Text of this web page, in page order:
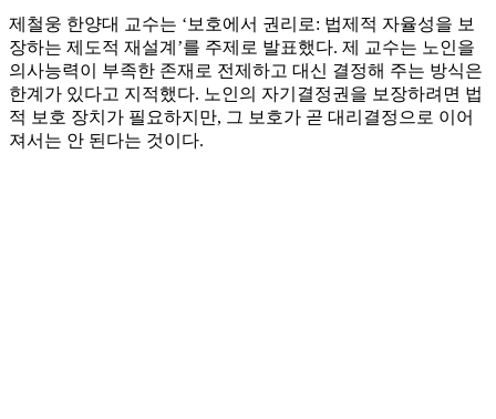
제철웅 한양대 교수는 ‘보호에서 권리로: 법제적 자율성을 보
장하는 제도적 재설계’를 주제로 발표했다. 제 교수는 노인을
의사능력이 부족한 존재로 전제하고 대신 결정해 주는 방식은
한계가 있다고 지적했다. 노인의 자기결정권을 보장하려면 법
적 보호 장치가 필요하지만, 그 보호가 곧 대리결정으로 이어
져서는 안 된다는 것이다.